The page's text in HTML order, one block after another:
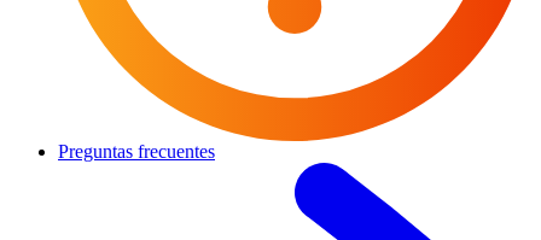
Preguntas frecuentes